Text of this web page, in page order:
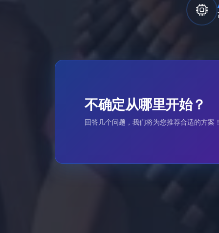
不确定从哪里开始？
回答几个问题，我们将为您推荐合适的方案